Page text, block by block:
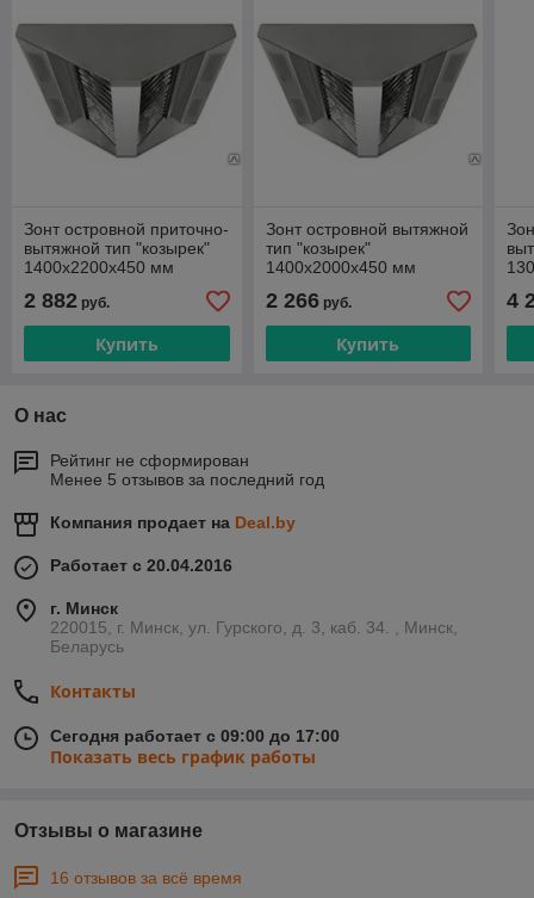
Зонт островной приточно-
вытяжной тип "козырек"
1400х2200х450 мм
2 882 руб.
Купить
Зонт островной вытяжной
тип "козырек"
1400х2000х450 мм
2 266руб.
Купить
4
О нас
Рейтинг не сформирован
Менее 5 отзывов за последний год
Компания продает на Deal.by
Работает с 20.04.2016
г. Минск
220015, г. Минск, ул. Гурского, д. 3, каб. 34. , Минск,
Беларусь
Контакты
Сегодня работает с 09:00 до 17:00
Показать весь график работы
Отзывы о магазине
16 отзывов за всё время